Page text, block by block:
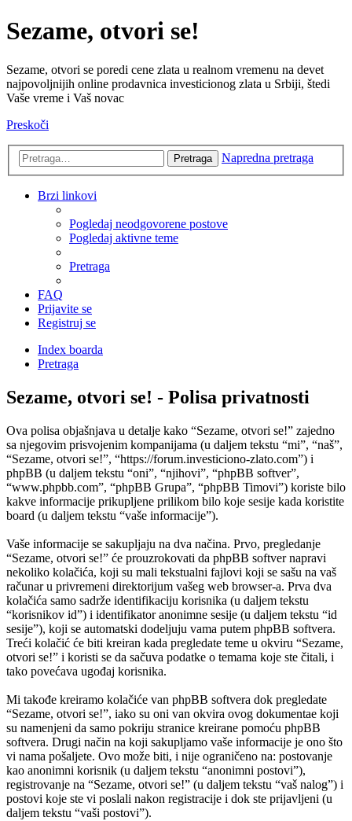
Sezame, otvori se!
Sezame, otvori se poredi cene zlata u realnom vremenu na devet
najpovoljnijih online prodavnica investicionog zlata u Srbiji, štedi
Vaše vreme i Vaš novac
Preskoči
Pretraga Napredna pretraga
Brzi linkovi
Pogledaj neodgovorene postove
Pogledaj aktivne teme
Pretraga
FAQ
Prijavite se
Registruj se
Index boarda
Pretraga
Sezame, otvori se! - Polisa privatnosti
Ova polisa objašnjava u detalje kako “Sezame, otvori se!” zajedno
sa njegovim prisvojenim kompanijama (u daljem tekstu “mi”, “naš”,
“Sezame, otvori se!”, “https://forum.investiciono-zlato.com”) i
phpBB (u daljem tekstu “oni”, “njihovi”, “phpBB softver”,
“www.phpbb.com”, “phpBB Grupa”, “phpBB Timovi”) koriste bilo
kakve informacije prikupljene prilikom bilo koje sesije kada koristite
board (u daljem tekstu “vaše informacije”).
Vaše informacije se sakupljaju na dva načina. Prvo, pregledanje
“Sezame, otvori se!” će prouzrokovati da phpBB softver napravi
nekoliko kolačića, koji su mali tekstualni fajlovi koji se sašu na vaš
računar u privremeni direktorijum vašeg web browser-a. Prva dva
kolačića samo sadrže identifikaciju korisnika (u daljem tekstu
“korisnikov id”) i identifikator anonimne sesije (u daljem tekstu “id
sesije”), koji se automatski dodeljuju vama putem phpBB softvera.
Treći kolačić će biti kreiran kada pregledate teme u okviru “Sezame,
otvori se!” i koristi se da sačuva podatke o temama koje ste čitali, i
tako povećava ugođaj korisnika.
Mi takođe kreiramo kolačiće van phpBB softvera dok pregledate
“Sezame, otvori se!”, iako su oni van okvira ovog dokumentae koji
su namenjeni da samo pokriju stranice kreirane pomoću phpBB
softvera. Drugi način na koji sakupljamo vaše informacije je ono što
vi nama pošaljete. Ovo može biti, i nije ograničeno na: postovanje
kao anonimni korisnik (u daljem tekstu “anonimni postovi”),
registrovanje na “Sezame, otvori se!” (u daljem tekstu “vaš nalog”) i
postovi koje ste vi poslali nakon registracije i dok ste prijavljeni (u
daljem tekstu “vaši postovi”).